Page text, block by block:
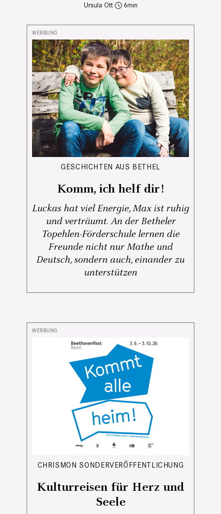
Ursula Ott 6
GESCHICHTEN AUS BETHEL
Komm, ich helf dir!
Luckas hat viel Energie, Max ist ruhig
und verträumt. An der Betheler
Topehlen-Förderschule lernen die
Freunde nicht nur Mathe und
Deutsch, sondern auch, einander zu
unterstützen
CHRISMON SONDERVERÖFFENTLICHUNG
Kulturreisen für Herz und
Seele